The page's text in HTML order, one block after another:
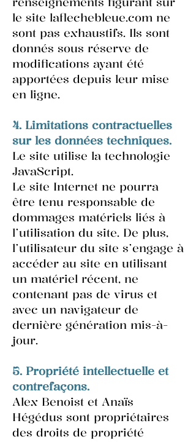
le site laflechebleue.com ne
sont pas exhaustifs. Ils sont
donnés sous réserve de
modifications ayant été
apportées depuis leur mise
en ligne.
4. Limitations contractuelles
sur les données techniques.
Le site utilise la technologie
JavaScript.
Le site Internet ne pourra
être tenu responsable de
dommages matériels liés à
l’utilisation du site. De plus,
l’utilisateur du site s’engage à
accéder au site en utilisant
un matériel récent, ne
contenant pas de virus et
avec un navigateur de
dernière génération mis-à-
jour.
5. Propriété intellectuelle et
contrefaçons.
Alex Benoist et Anaïs
Hégédus sont propriétaires
des droits de propriété